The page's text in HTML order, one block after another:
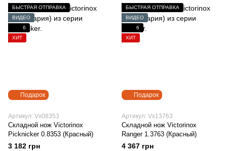
Подарок
БЫСТРАЯ ОТПРАВКА
ВИДЕО
6
ХИТ
Артикул: Vx08353
Складной нож Victorinox
Picknicker 0.8353 (Красный)
3 182 грн
Подарок
БЫСТРАЯ ОТПРАВКА
ВИДЕО
6
ХИТ
Артикул: Vx13763
Складной нож Victorinox
Ranger 1.3763 (Красный)
4 367 грн